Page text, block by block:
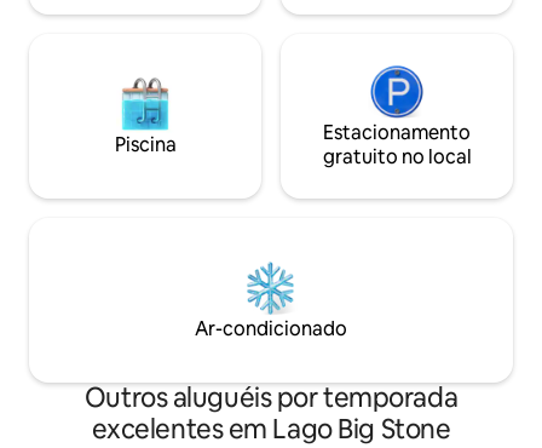
Piscina
Estacionamento
gratuito no local
Ar-condicionado
Outros aluguéis por temporada
excelentes em Lago Big Stone